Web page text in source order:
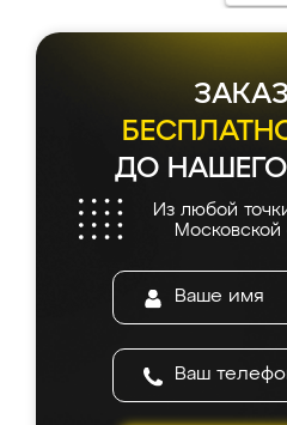
ДО
Из любой
Московской